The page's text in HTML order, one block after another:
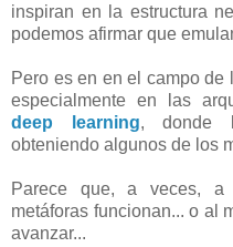
inspiran en la estructura
podemos afirmar que
Pero es en en el campo de
especialmente en las
deep learning, donde
obteniendo algunos de los
Parece que, a veces,
metáforas funcionan... o al
avanzar...